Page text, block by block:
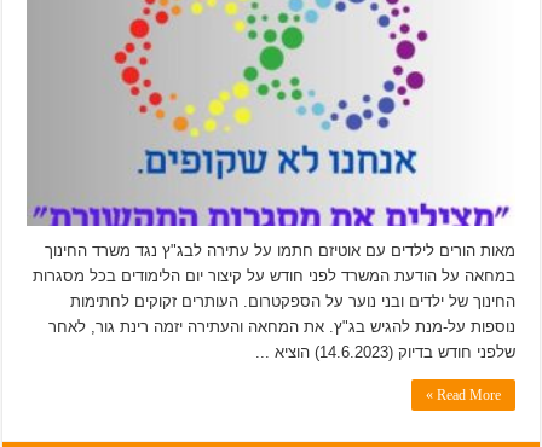
מאות הורים לילדים עם אוטיזם חתמו על עתירה לבג"ץ נגד משרד החינוך
במחאה על הודעת המשרד לפני חודש על קיצור יום הלימודים בכל מסגרות
החינוך של ילדים ובני נוער על הספקטרום. העותרים זקוקים לחתימות
נוספות על-מנת להגיש בג"ץ. את המחאה והעתירה יזמה רינת גור, לאחר
שלפני חודש בדיוק (14.6.2023) הוציא ...
Read More »